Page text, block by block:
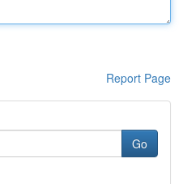
Report Page
Go